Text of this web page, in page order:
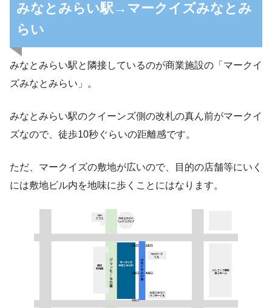
みなとみらい駅→マークイズみなとみ
らい
みなとみらい駅と隣接しているのが商業施設の「マークイ
ズみなとみらい」。
みなとみらい駅のクイーンズ側の改札の真ん前がマークイ
ズなので、徒歩10秒ぐらいの距離感です。
ただ、マークイズの敷地が広いので、目的の店舗等にいく
には敷地ビル内を地味に歩くことにはなります。